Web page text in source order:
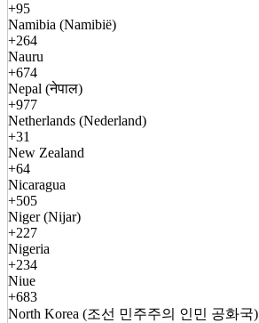
+95
Namibia (Namibië)
+264
Nauru
+674
Nepal (नेपाल)
+977
Netherlands (Nederland)
+31
New Zealand
+64
Nicaragua
+505
Niger (Nijar)
+227
Nigeria
+234
Niue
+683
North Korea (조선 민주주의 인민 공화국)